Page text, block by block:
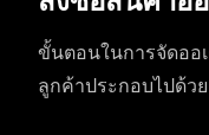
ขั้นตอนในการจัดออ
ลูกค้าประกอบไปด้ว